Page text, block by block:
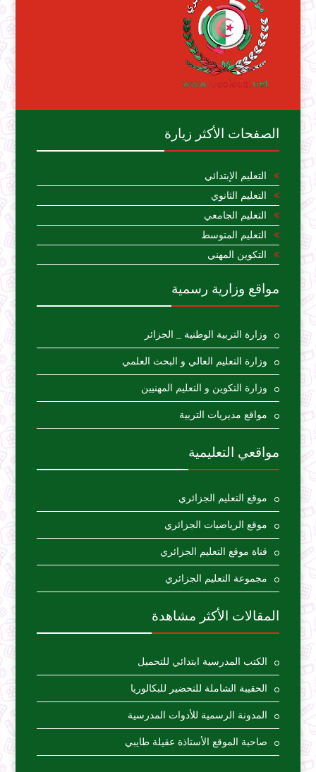
الصفحات الأكثر زيارة
التعليم الإبتدائي
التعليم الثانوي
التعليم الجامعي
التعليم المتوسط
التكوين المهني
مواقع وزارية رسمية
وزارة التربية الوطنية _ الجزائر
وزارة التعليم العالي و البحث العلمي
وزارة التكوين و التعليم المهنيين
مواقع مديريات التربية
مواقعي التعليمية
موقع التعليم الجزائري
موقع الرياضيات الجزائري
قناة موقع التعليم الجزائري
مجموعة التعليم الجزائري
المقالات الأكثر مشاهدة
الكتب المدرسية ابتدائي للتحميل
الحقيبة الشاملة للتحضير للبكالوريا
المدونة الرسمية للأدوات المدرسية
صاحبة الموقع الأستاذة عقيلة طايبي